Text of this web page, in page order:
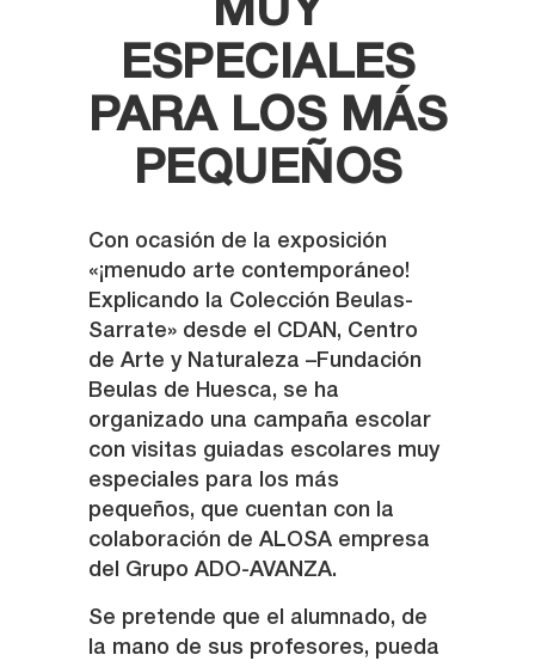
MUY
ESPECIALES
PARA LOS MÁS
PEQUEÑOS
Con ocasión de la exposición
«¡menudo arte contemporáneo!
Explicando la Colección Beulas-
Sarrate» desde el CDAN, Centro
de Arte y Naturaleza –Fundación
Beulas de Huesca, se ha
organizado una campaña escolar
con visitas guiadas escolares muy
especiales para los más
pequeños, que cuentan con la
colaboración de ALOSA empresa
del Grupo ADO-AVANZA.
Se pretende que el alumnado, de
la mano de sus profesores, pueda